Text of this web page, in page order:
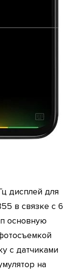
дисплей для
в связке с 6
основную
с датчиками
на